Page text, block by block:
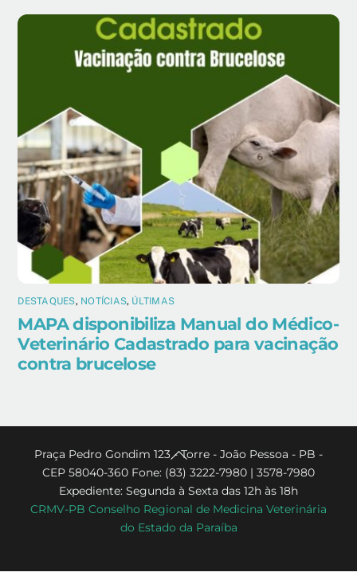
DESTAQUES, NOTÍCIAS, ÚLTIMAS
MAPA disponibiliza Manual do Médico-
Veterinário Cadastrado para vacinação
contra brucelose
Back
To
Top
Praça Pedro Gondim 123 - Torre - João Pessoa - PB -
CEP 58040-360 Fone: (83) 3222-7980 | 3578-7980
Expediente: Segunda à Sexta das 12h às 18h
CRMV-PB Conselho Regional de Medicina Veterinária
do Estado da Paraíba